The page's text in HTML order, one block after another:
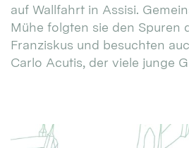
auf Wallfahrt in Assisi.
Mühe folgten sie den Spuren
Franziskus und besuchten
Carlo Acutis, der viele junge